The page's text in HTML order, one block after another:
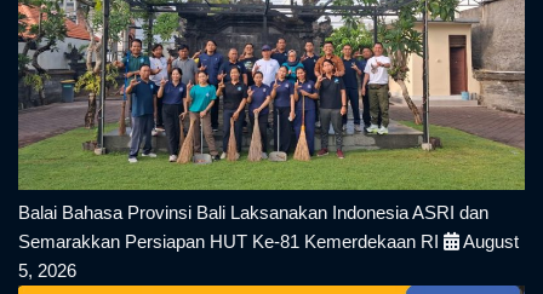
Balai Bahasa Provinsi Bali Laksanakan Indonesia ASRI dan
Semarakkan Persiapan HUT Ke-81 Kemerdekaan RI
August
5, 2026